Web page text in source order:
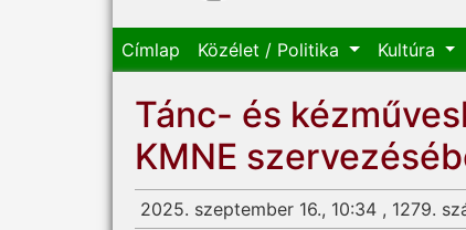
Címlap Közélet / Politika Kultúra
Tánc- és
KMNE
2025. szeptember 16., 10:34 , 1279.